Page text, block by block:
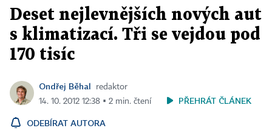
Deset nejlevnějších nových aut
s klimatizací. Tři se vejdou pod
170 tisíc
Ondřej Běhal
redaktor
14. 10. 2012 12:38 ▪ 2 min. čtení
PŘEHRÁT ČLÁNEK
ODEBÍRAT AUTORA